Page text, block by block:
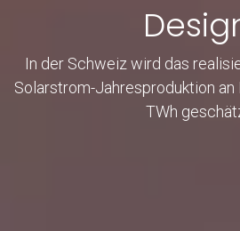
In der Schweiz wird das
Solarstrom-Jahresproduktion an
TWh